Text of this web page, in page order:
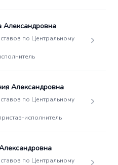
по Центральному
Александровна
по Центральному
исполнитель
по Центральному